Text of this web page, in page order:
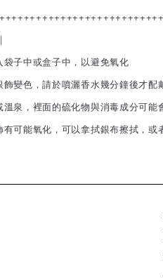
子中或盒子中，以避免氧化
變色，請於噴灑香水幾分鐘後才配
泉，裡面的硫化物與消毒成分可能
可能氧化，可以拿拭銀布擦拭，或